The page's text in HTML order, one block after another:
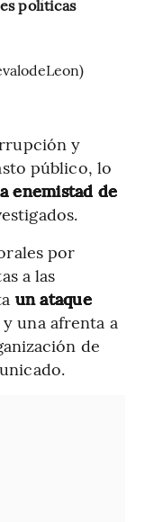
políticas
y
público, lo
enemistad de
por
a las
un ataque
y una afrenta a
de